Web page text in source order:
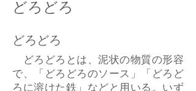
どろどろ
どろどろ
どろどろとは、泥状の物質の形容
で、「どろどろのソース」「どろど